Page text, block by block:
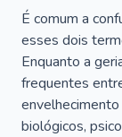
É comum a
esses dois
Enquanto a
frequentes
biológicos,